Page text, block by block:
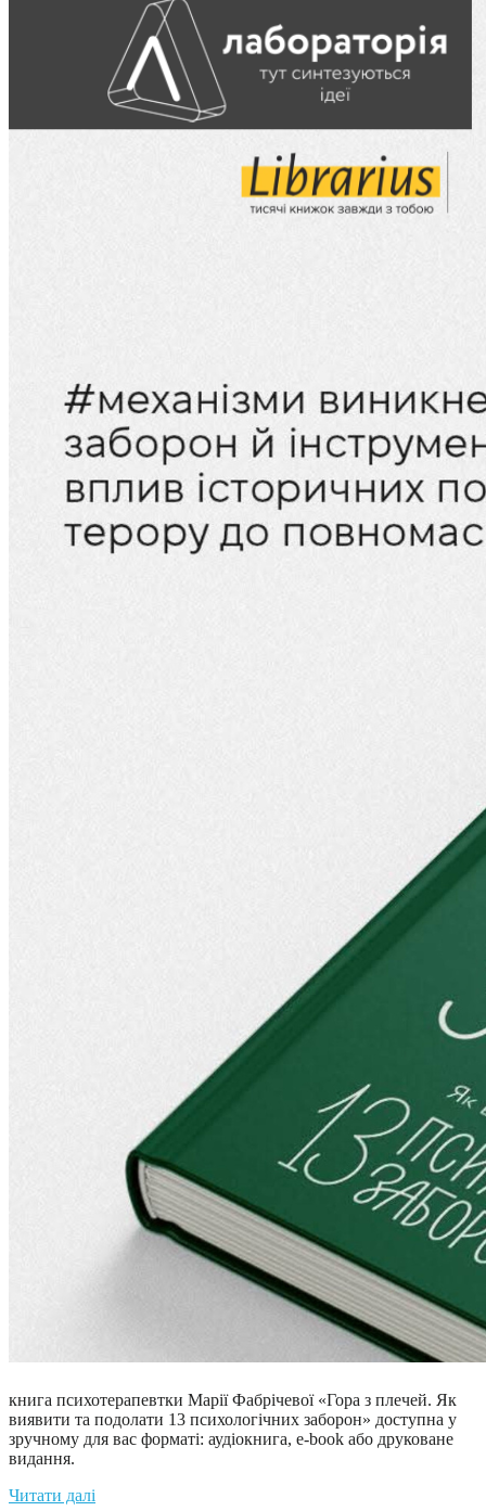
книга психотерапевтки Марії Фабрічевої «Гора з плечей. Як
виявити та подолати 13 психологічних заборон» доступна у
зручному для вас форматі: аудіокнига, e-book або друковане
видання.
Читати далі